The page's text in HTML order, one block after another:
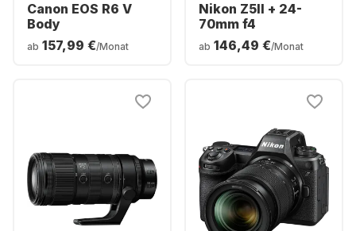
Canon EOS R6 V
Body
ab 157,99 €/Monat
Nikon Z5II + 24-
70mm f4
ab 146,49 €/Monat